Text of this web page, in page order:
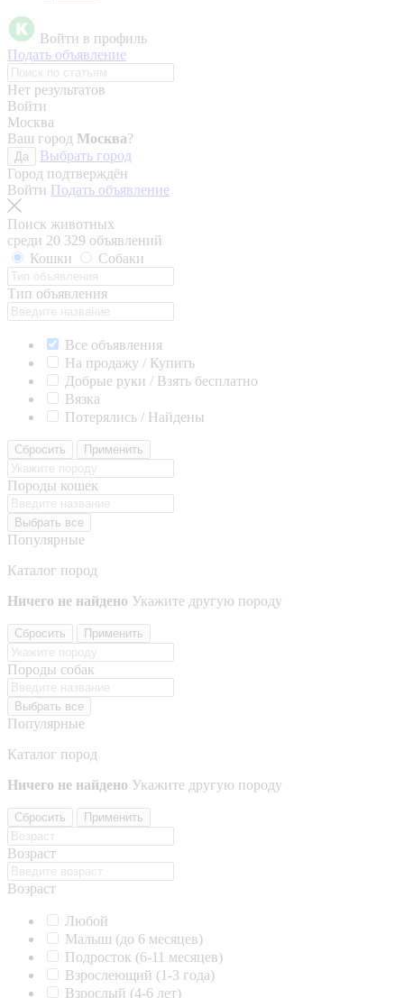
Войти в профиль
Подать объявление
Нет результатов
Войти
Москва
Ваш город Москва?
Да
Выбрать город
Город подтверждён
Войти Подать объявление
Поиск животных
среди 20 329 объявлений
Кошки
Собаки
Тип объявления
Все объявления
На продажу / Купить
Добрые руки / Взять бесплатно
Вязка
Потерялись / Найдены
Сбросить Применить
Породы кошек
Выбрать все
Популярные
Каталог пород
Ничего не найдено Укажите другую породу
Сбросить Применить
Породы собак
Выбрать все
Популярные
Каталог пород
Ничего не найдено Укажите другую породу
Сбросить Применить
Возраст
Возраст
Любой
Малыш (до 6 месяцев)
Подросток (6-11 месяцев)
Взрослеющий (1-3 года)
Взрослый (4-6 лет)